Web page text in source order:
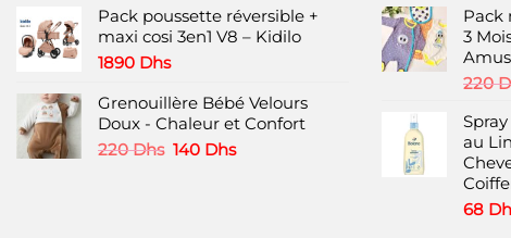
la
page
du
initial
était :
160 Dhs.
actuel
est :
Pack poussette réversible +
maxi cosi 3en1 V8 – Kidilo
1890 Dhs
Grenouillère Bébé Velours
Doux - Chaleur et Confort
220Dhs Le
140 DhsLe
Pack
3
220
au
68